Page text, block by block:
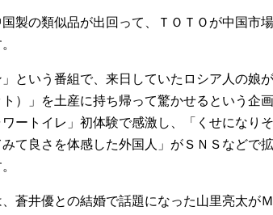
製の類似品が出回って、ＴＯＴＯが中国市
という番組で、来日していたロシア人の娘
）」を土産に持ち帰って驚かせるという企
ートイレ」初体験で感激し、「くせになりそ
て良さを体感した外国人」がＳＮＳなどで
蒼井優との結婚で話題になった山里亮太がＭ